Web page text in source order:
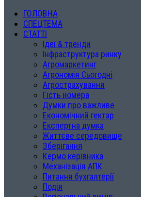
ГОЛОВНА
СПЕЦТЕМА
СТАТТІ
Ідеї & тренди
Інфраструктура ринку
Агромаркетинг
Агрономія Сьогодні
Агрострахування
Гість номера
Думки про важливе
Економічний гектар
Експертна думка
Життєве середовище
Зберігання
Кермо керівника
Механізація АПК
Питання бухгалтерії
Подія